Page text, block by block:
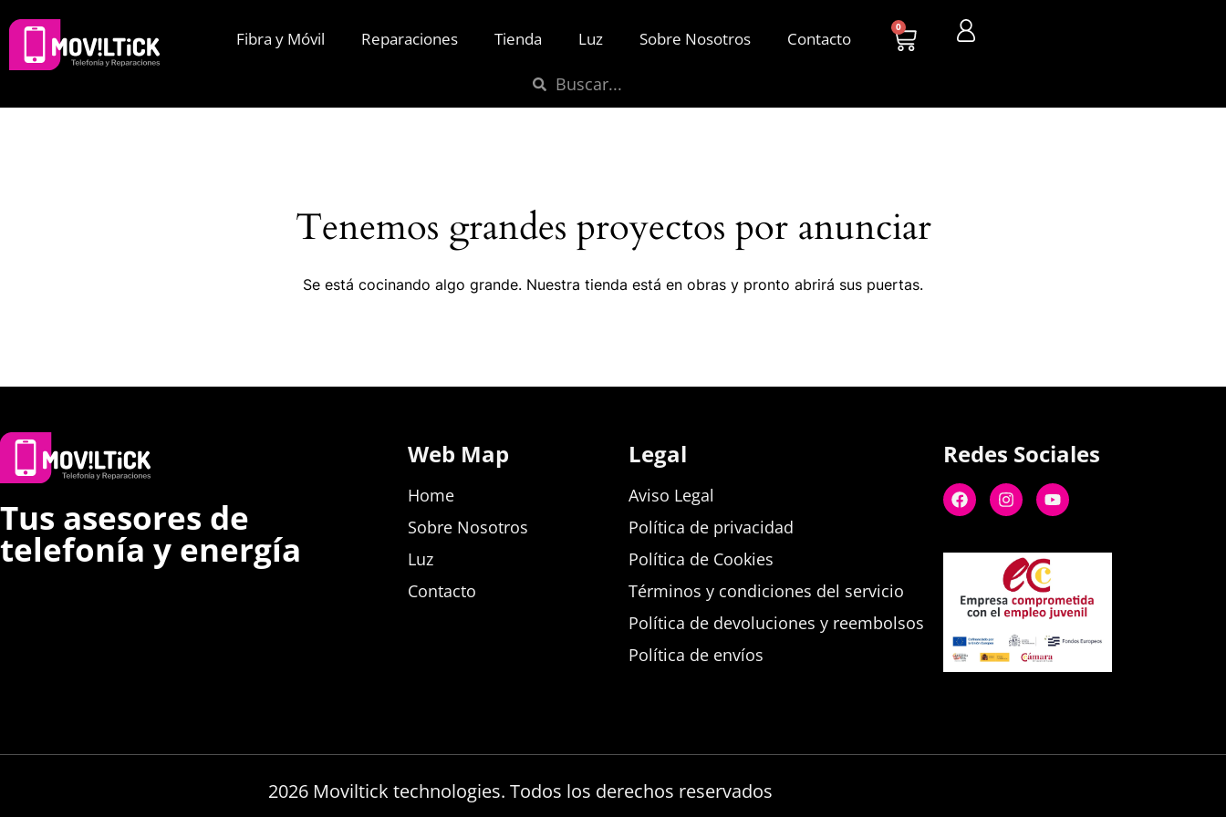
Fibra y Móvil Reparaciones Tienda Luz Sobre Nosotros Contacto
0
Tenemos grandes proyectos por anunciar
Se está cocinando algo grande. Nuestra tienda está en obras y pronto abrirá sus puertas.
Tus asesores de
telefonía y energía
Web Map
Home
Sobre Nosotros
Luz
Contacto
Legal
Aviso Legal
Política de privacidad
Política de Cookies
Términos y condiciones del servicio
Política de devoluciones y reembolsos
Política de envíos
Redes Sociales
2026 Moviltick technologies. Todos los derechos reservados